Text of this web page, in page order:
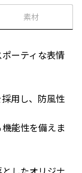
素材
ーティな表情
用し、防風性
能性を備えま